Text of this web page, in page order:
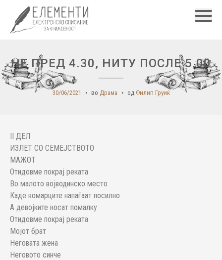
НЕ ПРЕД 4.30, НИТУ ПОСЛЕ 5.00
30/06/2021 во Драма од Филип Груиќ
II ДЕЛ
ИЗЛЕТ СО СЕМЕЈСТВОТО
МАЖОТ
Отидовме покрај реката
Во малото војводинско место
Каде комарците напаѓаат посилно
А девојките носат помалку
Отидовме покрај реката
Мојот брат
Неговата жена
Неговото синче